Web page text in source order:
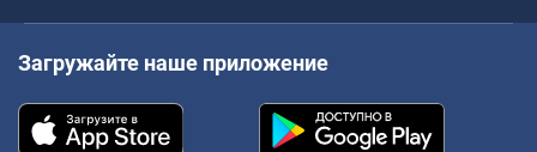
Загружайте наше приложение